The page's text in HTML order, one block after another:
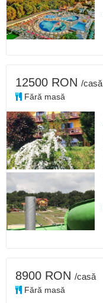
12500 RON /casă
Fără masă
8900 RON /casă
Fără masă